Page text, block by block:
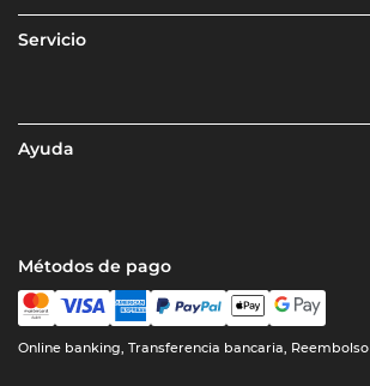
Servicio
Ayuda
Métodos de pago
Online banking, Transferencia bancaria, Reembolso